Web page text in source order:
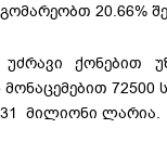
20.66%
ქონებით
მონაცემებით
მილიონი ლარია.